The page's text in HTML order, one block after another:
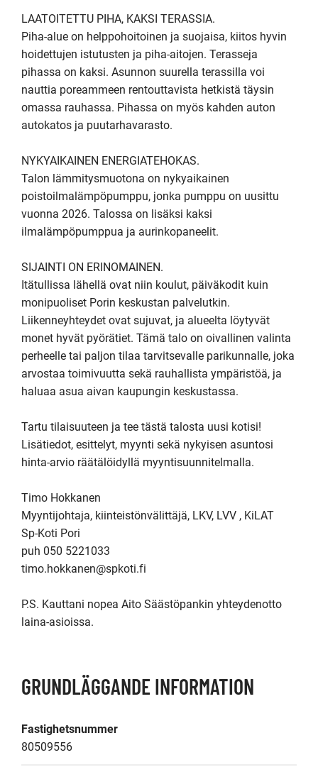
LAATOITETTU PIHA, KAKSI TERASSIA.
Piha-alue on helppohoitoinen ja suojaisa, kiitos hyvin
hoidettujen istutusten ja piha-aitojen. Terasseja
pihassa on kaksi. Asunnon suurella terassilla voi
nauttia poreammeen rentouttavista hetkistä täysin
omassa rauhassa. Pihassa on myös kahden auton
autokatos ja puutarhavarasto.
NYKYAIKAINEN ENERGIATEHOKAS.
Talon lämmitysmuotona on nykyaikainen
poistoilmalämpöpumppu, jonka pumppu on uusittu
vuonna 2026. Talossa on lisäksi kaksi
ilmalämpöpumppua ja aurinkopaneelit.
SIJAINTI ON ERINOMAINEN.
Itätullissa lähellä ovat niin koulut, päiväkodit kuin
monipuoliset Porin keskustan palvelutkin.
Liikenneyhteydet ovat sujuvat, ja alueelta löytyvät
monet hyvät pyörätiet. Tämä talo on oivallinen valinta
perheelle tai paljon tilaa tarvitsevalle parikunnalle, joka
arvostaa toimivuutta sekä rauhallista ympäristöä, ja
haluaa asua aivan kaupungin keskustassa.
Tartu tilaisuuteen ja tee tästä talosta uusi kotisi!
Lisätiedot, esittelyt, myynti sekä nykyisen asuntosi
hinta-arvio räätälöidyllä myyntisuunnitelmalla.
Timo Hokkanen
Myyntijohtaja, kiinteistönvälittäjä, LKV, LVV , KiLAT
Sp-Koti Pori
puh 050 5221033
timo.hokkanen@spkoti.fi
P.S. Kauttani nopea Aito Säästöpankin yhteydenotto
GRUNDLÄGGANDE INFORMATION
Fastighetsnummer
80509556